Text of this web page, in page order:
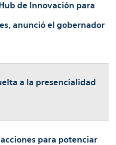
de Innovación para
anunció el gobernador
a la presencialidad
para potenciar